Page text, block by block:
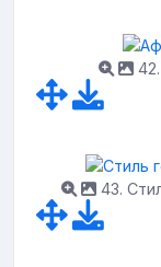
42.
43.